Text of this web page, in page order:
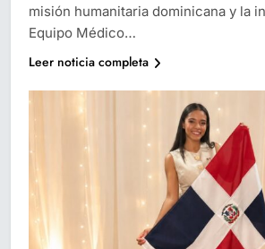
misión humanitaria dominicana y la
Equipo Médico…
Leer noticia completa